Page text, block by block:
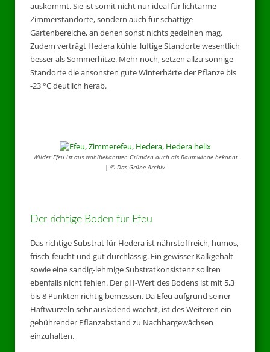
auskommt. Sie ist somit nicht nur ideal für lichtarme
Zimmerstandorte, sondern auch für schattige
Gartenbereiche, an denen sonst nichts gedeihen mag.
Zudem verträgt Hedera kühle, luftige Standorte wesentlich
besser als Sommerhitze. Mehr noch, setzen allzu sonnige
Standorte die ansonsten gute Winterhärte der Pflanze bis
-23 °C deutlich herab.
Wilder Efeu ist aus wohlbekannten Gründen auch als Baumwinde bekannt
| © Das Grüne Archiv
Der richtige Boden für Efeu
Das richtige Substrat für Hedera ist nährstoffreich, humos,
frisch-feucht und gut durchlässig. Ein gewisser Kalkgehalt
sowie eine sandig-lehmige Substratkonsistenz sollten
ebenfalls nicht fehlen. Der pH-Wert des Bodens ist mit 5,3
bis 8 Punkten richtig bemessen. Da Efeu aufgrund seiner
Haftwurzeln sehr ausladend wächst, ist des Weiteren ein
gebührender Pflanzabstand zu Nachbargewächsen
einzuhalten.